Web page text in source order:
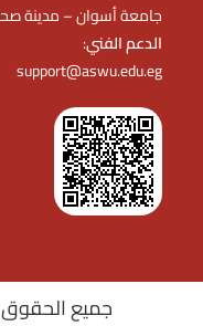
جامعة أسوان – مدينة
:الدعم الفني
support@aswu.edu.eg
جميع